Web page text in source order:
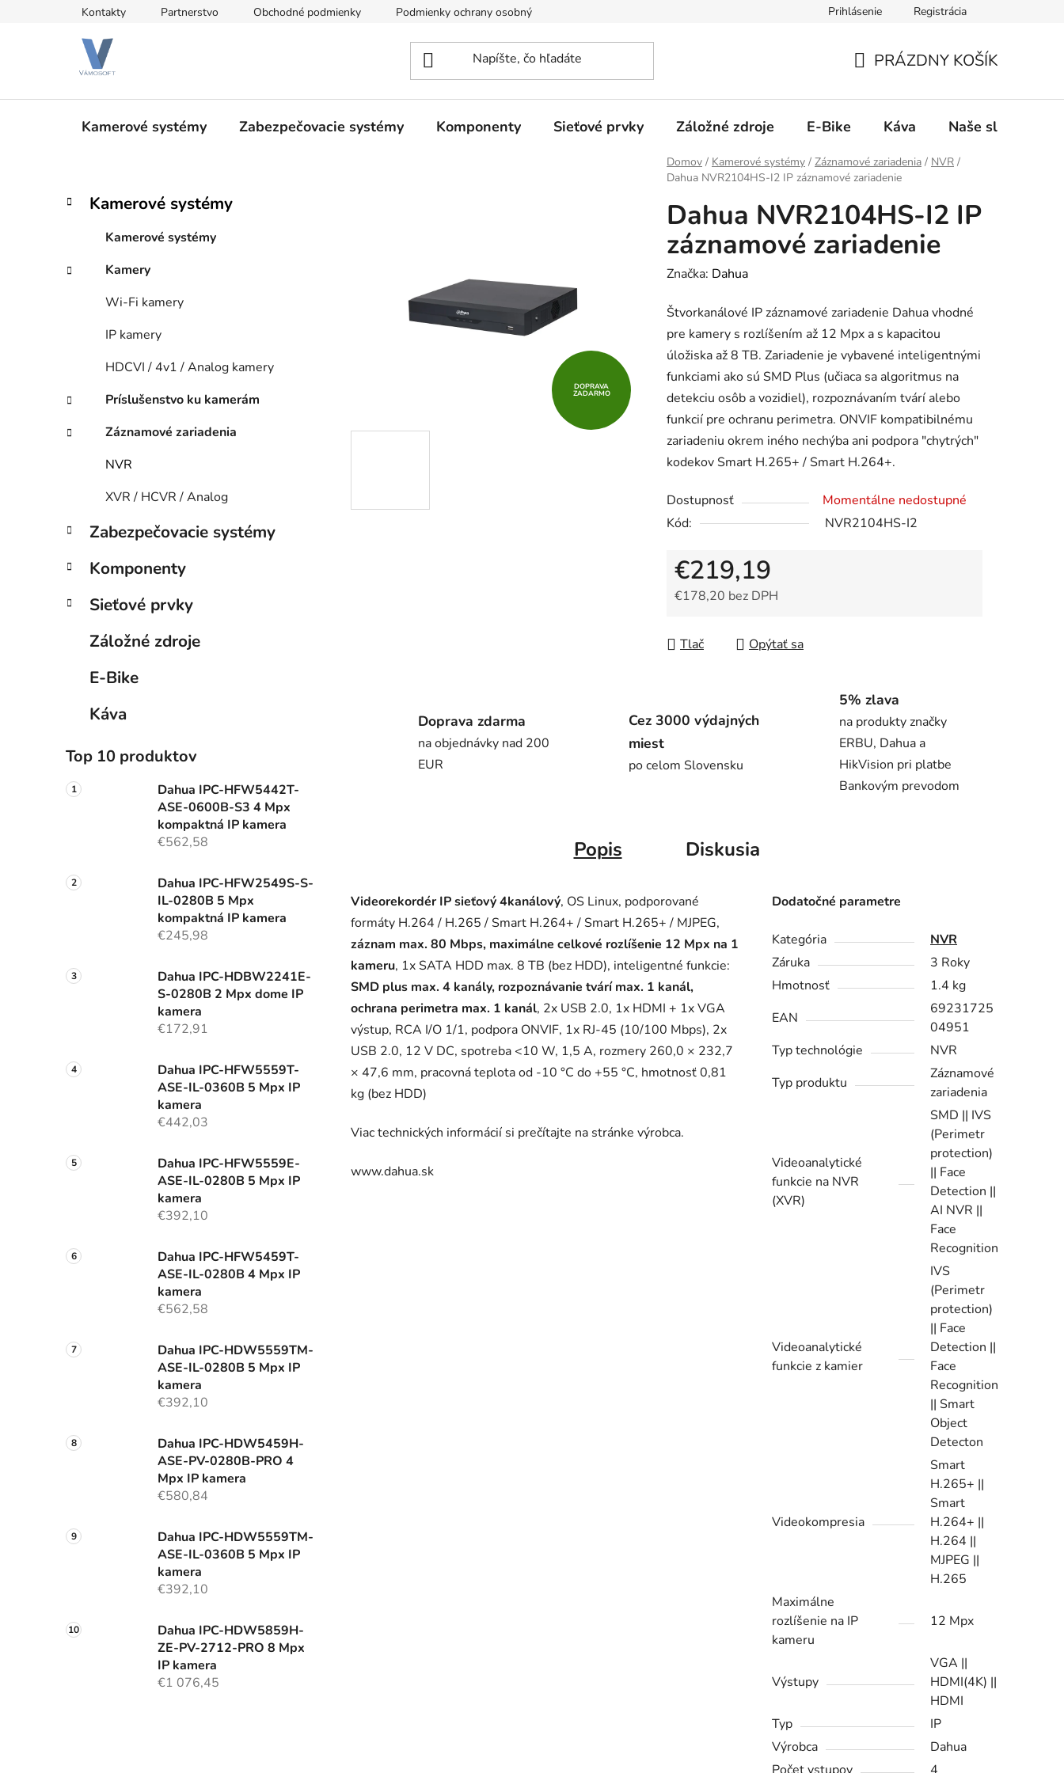
Kontakty Partnerstvo Obchodné podmienky Podmienky ochrany osobných údajov Prihlásenie Registrácia
KOŠÍK
PRÁZDNY KOŠÍK
Kamerové systémy Zabezpečovacie systémy Komponenty Sieťové prvky Záložné zdroje E-Bike Káva Naše služby
Domov / Kamerové systémy / Záznamové zariadenia / NVR /
Dahua NVR2104HS-I2 IP záznamové zariadenie
B
ý
Preskočiť
kategórie
K
a
g
ó
Kamerové systémy
Kamerové systémy
Kamery
Wi-Fi kamery
IP kamery
HDCVI / 4v1 / Analog kamery
Príslušenstvo ku kamerám
Záznamové zariadenia
NVR
XVR / HCVR / Analog
Zabezpečovacie systémy
Komponenty
Sieťové prvky
Záložné zdroje
E-Bike
Káva
Top 10 produktov
Dahua IPC-HFW5442T-
ASE-0600B-S3 4 Mpx
kompaktná IP kamera
€562,58
Dahua IPC-HFW2549S-S-
IL-0280B 5 Mpx
kompaktná IP kamera
€245,98
Dahua IPC-HDBW2241E-
S-0280B 2 Mpx dome IP
kamera
€172,91
Dahua IPC-HFW5559T-
ASE-IL-0360B 5 Mpx IP
kamera
€442,03
Dahua IPC-HFW5559E-
ASE-IL-0280B 5 Mpx IP
kamera
€392,10
Dahua IPC-HFW5459T-
ASE-IL-0280B 4 Mpx IP
kamera
€562,58
Dahua IPC-HDW5559TM-
ASE-IL-0280B 5 Mpx IP
kamera
€392,10
Dahua IPC-HDW5459H-
ASE-PV-0280B-PRO 4
Mpx IP kamera
€580,84
Dahua IPC-HDW5559TM-
ASE-IL-0360B 5 Mpx IP
kamera
€392,10
Dahua IPC-HDW5859H-
ZE-PV-2712-PRO 8 Mpx
IP kamera
€1 076,45
Dahua NVR2104HS-I2 IP
záznamové zariadenie
Značka: Dahua
Štvorkanálové IP záznamové zariadenie Dahua vhodné
pre kamery s rozlíšením až 12 Mpx a s kapacitou
úložiska až 8 TB. Zariadenie je vybavené inteligentnými
funkciami ako sú SMD Plus (učiaca sa algoritmus na
detekciu osôb a vozidiel), rozpoznávaním tvárí alebo
funkcií pre ochranu perimetra. ONVIF kompatibilnému
zariadeniu okrem iného nechýba ani podpora "chytrých"
kodekov Smart H.265+ / Smart H.264+.
Dostupnosť
Momentálne nedostupné
Kód:
NVR2104HS-I2
€219,19
€178,20 bez DPH
Tlač
Opýtať sa
DOPRAVA
ZADARMO
Doprava zdarma
na objednávky nad 200
EUR
Cez 3000 výdajných
miest
po celom Slovensku
5% zlava
na produkty značky
ERBU, Dahua a
HikVision pri platbe
Bankovým prevodom
Popis Diskusia
Videorekordér IP sieťový 4kanálový, OS Linux, podporované
formáty H.264 / H.265 / Smart H.264+ / Smart H.265+ / MJPEG,
záznam max. 80 Mbps, maximálne celkové rozlíšenie 12 Mpx na 1
kameru, 1x SATA HDD max. 8 TB (bez HDD), inteligentné funkcie:
SMD plus max. 4 kanály, rozpoznávanie tvárí max. 1 kanál,
ochrana perimetra max. 1 kanál, 2x USB 2.0, 1x HDMI + 1x VGA
výstup, RCA I/O 1/1, podpora ONVIF, 1x RJ-45 (10/100 Mbps), 2x
USB 2.0, 12 V DC, spotreba <10 W, 1,5 A, rozmery 260,0 × 232,7
× 47,6 mm, pracovná teplota od -10 °C do +55 °C, hmotnosť 0,81
kg (bez HDD)
Viac technických informácií si prečítajte na stránke výrobca.
www.dahua.sk
Dodatočné parametre
Kategória
NVR
Záruka
3 Roky
Hmotnosť
1.4 kg
EAN
69231725
04951
Typ technológie
NVR
Typ produktu
Záznamové
zariadenia
Videoanalytické
funkcie na NVR
(XVR)
SMD || IVS
(Perimetr
protection)
|| Face
Detection ||
AI NVR ||
Face
Recognition
Videoanalytické
funkcie z kamier
IVS
(Perimetr
protection)
|| Face
Detection ||
Face
Recognition
|| Smart
Object
Detecton
Videokompresia
Smart
H.265+ ||
Smart
H.264+ ||
H.264 ||
MJPEG ||
H.265
Maximálne
rozlíšenie na IP
kameru
12 Mpx
Výstupy
VGA ||
HDMI(4K) ||
HDMI
Typ
IP
Výrobca
Dahua